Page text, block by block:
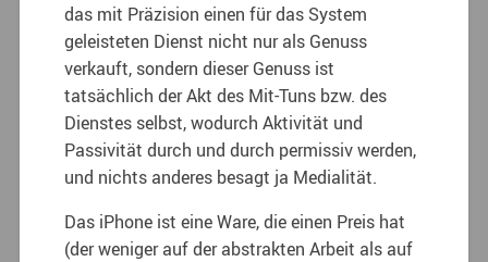
das mit Präzision einen für das System
geleisteten Dienst nicht nur als Genuss
verkauft, sondern dieser Genuss ist
tatsächlich der Akt des Mit-Tuns bzw. des
Dienstes selbst, wodurch Aktivität und
Passivität durch und durch permissiv werden,
und nichts anderes besagt ja Medialität.
Das iPhone ist eine Ware, die einen Preis hat
(der weniger auf der abstrakten Arbeit als auf